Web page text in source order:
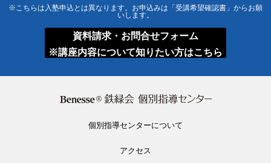
※こちらは入塾申込とは異なります。お申込みは「受講希望確認書」からお願
いします。
資料請求・お問合せフォーム
※講座内容について知りたい方はこちら
Benesse 鉄緑会
個別指導センターについて
アクセス